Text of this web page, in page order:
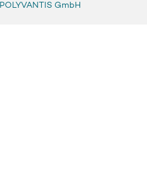
POLYVANTIS GmbH